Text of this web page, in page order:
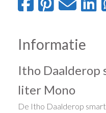
Informatie
Itho Daalderop
liter Mono
De Itho Daalderop